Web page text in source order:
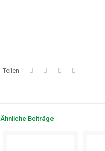
Teilen
Ähnliche Beiträge